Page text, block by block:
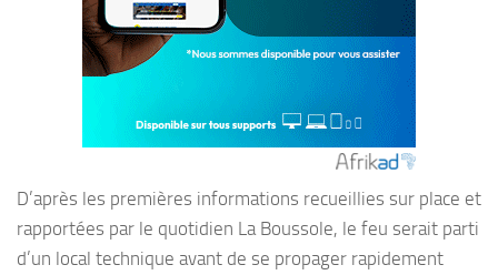
D’après les premières informations recueillies sur place et
rapportées par le quotidien La Boussole, le feu serait parti
d’un local technique avant de se propager rapidement